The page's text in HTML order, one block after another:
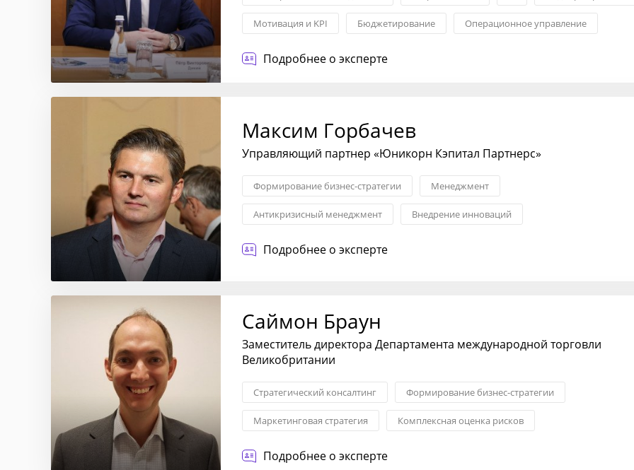
Мотивация и KPI Бюджетирование Операционное управление
Подробнее о эксперте
Максим Горбачев
Управляющий партнер «Юникорн Кэпитал Партнерс»
Формирование бизнес-стратегии Менеджмент
Антикризисный менеджмент Внедрение инноваций
Подробнее о эксперте
Саймон Браун
Заместитель директора Департамента международной торговли
Великобритании
Стратегический консалтинг Формирование бизнес-стратегии
Маркетинговая стратегия Комплексная оценка рисков
Взаимоотношения с партнерами
Подробнее о эксперте